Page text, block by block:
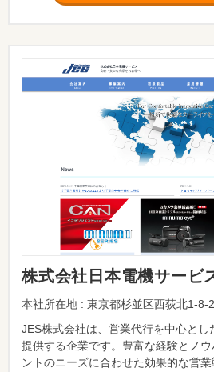
株式会社日本電機サービ
本社所在地 : 東京都杉並区西荻北1-8-
JES株式会社は、営業代行を中心とし
提供する企業です。豊富な経験とノ
ントのニーズに合わせた効果的な営